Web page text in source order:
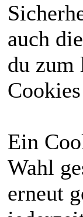
auch
du zum
Ein
Wahl
erneut